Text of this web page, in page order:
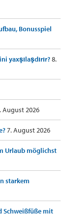
Bonusspiel
yaxşılaşdırır?8.
August 2026
7. August 2026
Urlaub möglichst
starkem
Schweißfüße mit